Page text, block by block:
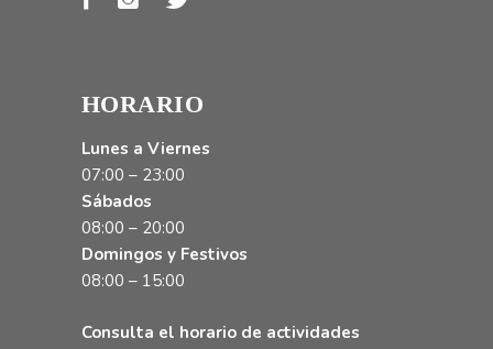
HORARIO
Lunes a Viernes
07:00 – 23:00
Sábados
08:00 – 20:00
Domingos y Festivos
08:00 – 15:00
Consulta el horario de actividades